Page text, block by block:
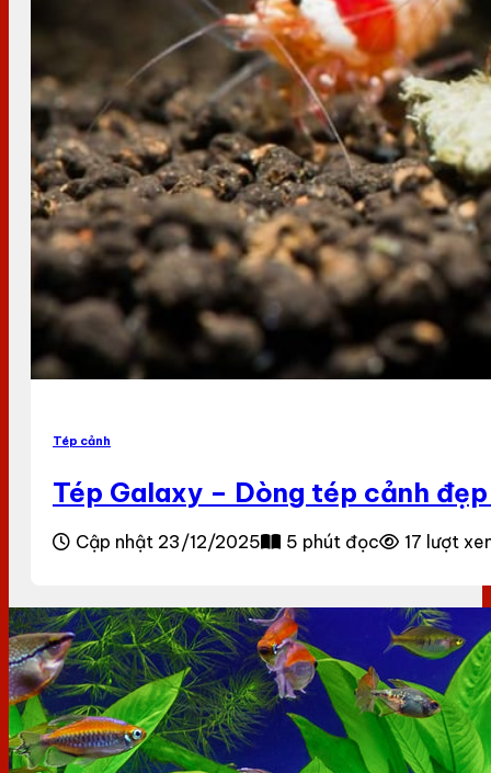
Tép cảnh
Tép Galaxy – Dòng tép cảnh
Cập nhật 23/12/2025 5 phút đọc 17 lượt